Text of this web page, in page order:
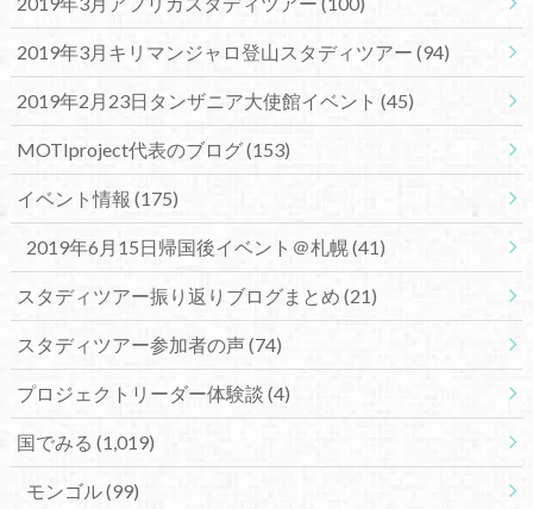
2019年3月キリマンジャロ登山スタディツアー (94)
2019年2月23日タンザニア大使館イベント (45)
MOTIproject代表のブログ(153)
イベント情報 (175)
2019年6月15日帰国後イベント＠札幌(41)
スタディツアー振り返りブログまとめ (21)
スタディツアー参加者の声(74)
プロジェクトリーダー体験談 (4)
国でみる (1,019)
モンゴル(99)